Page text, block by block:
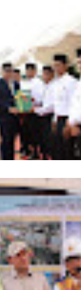
Tradisi
Remaja